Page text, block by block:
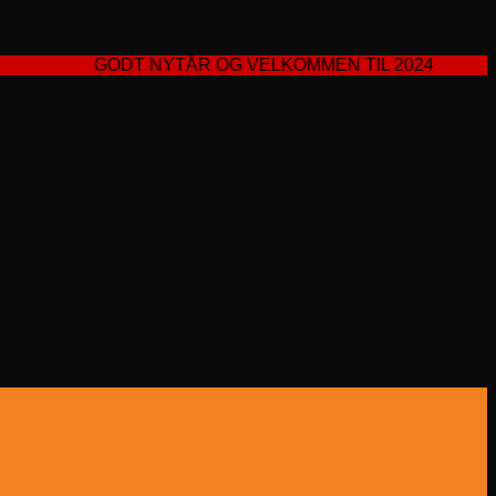
GODT NYTÅR OG VELKOMMEN TIL 2024